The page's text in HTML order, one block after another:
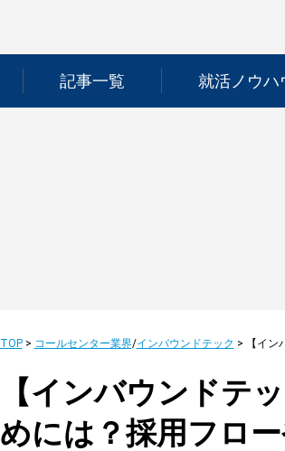
記事一覧 就活ノウハ
TOP> コールセンター業界/インバウンドテック >
【インバウンドテ
めには？採用フロ